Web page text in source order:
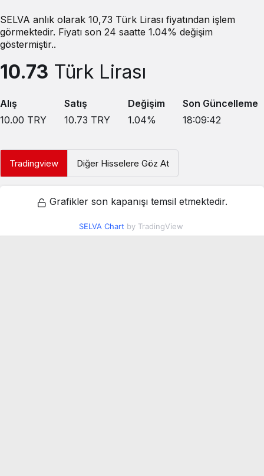
SELVA anlık olarak 10,73 Türk Lirası fiyatından işlem
görmektedir. Fiyatı son 24 saatte 1.04% değişim
göstermiştir..
10.73 Türk Lirası
Alış
10.00 TRY
Satış
10.73 TRY
Değişim
1.04%
Son Güncelleme
18:09:42
Tradingview Diğer Hisselere Göz At
Grafikler son kapanışı temsil etmektedir.
SELVA Chart by TradingView